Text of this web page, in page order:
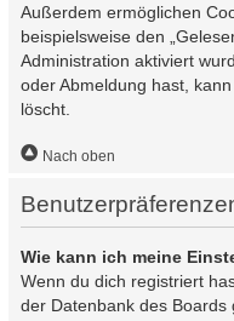
Außerdem ermöglichen
beispielsweise den
Administration aktiviert
oder Abmeldung hast,
löscht.
Nach oben
Wie kann ich meine
Wenn du dich registriert
der Datenbank des